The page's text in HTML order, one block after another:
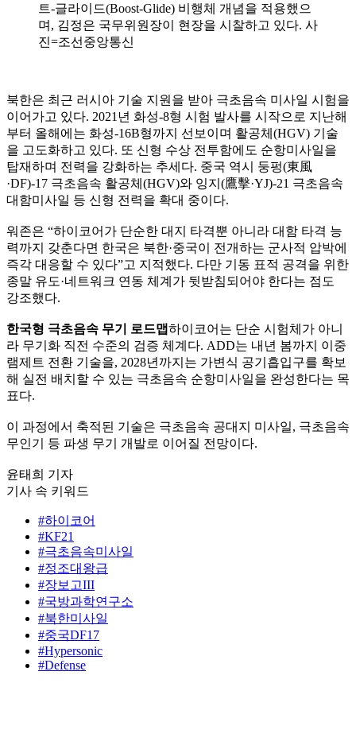
트-글라이드(Boost-Glide) 비행체 개념을 적용했으
며, 김정은 국무위원장이 현장을 시찰하고 있다. 사
진=조선중앙통신
북한은 최근 러시아 기술 지원을 받아 극초음속 미사일 시험을
이어가고 있다. 2021년 화성-8형 시험 발사를 시작으로 지난해
부터 올해에는 화성-16B형까지 선보이며 활공체(HGV) 기술
을 고도화하고 있다. 또 신형 수상 전투함에도 순항미사일을
탑재하며 전력을 강화하는 추세다. 중국 역시 둥펑(東風
·DF)-17 극초음속 활공체(HGV)와 잉지(鷹擊·YJ)-21 극초음속
대함미사일 등 신형 전력을 확대 중이다.
워존은 “하이코어가 단순한 대지 타격뿐 아니라 대함 타격 능
력까지 갖춘다면 한국은 북한·중국이 전개하는 군사적 압박에
즉각 대응할 수 있다”고 지적했다. 다만 기동 표적 공격을 위한
종말 유도·네트워크 연동 체계가 뒷받침되어야 한다는 점도
강조했다.
한국형 극초음속 무기 로드맵하이코어는 단순 시험체가 아니
라 무기화 직전 수준의 검증 체계다. ADD는 내년 봄까지 이중
램제트 전환 기술을, 2028년까지는 가변식 공기흡입구를 확보
해 실전 배치할 수 있는 극초음속 순항미사일을 완성한다는 목
표다.
이 과정에서 축적된 기술은 극초음속 공대지 미사일, 극초음속
무인기 등 파생 무기 개발로 이어질 전망이다.
윤태희 기자
기사 속 키워드
#하이코어
#KF21
#극초음속미사일
#정조대왕급
#장보고III
#국방과학연구소
#북한미사일
#중국DF17
#Hypersonic
#Defense